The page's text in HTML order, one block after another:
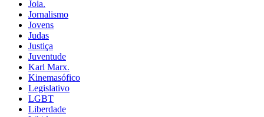
Joia.
Jornalismo
Jovens
Judas
Justiça
Juventude
Karl Marx.
Kinemasófico
Legislativo
LGBT
Liberdade